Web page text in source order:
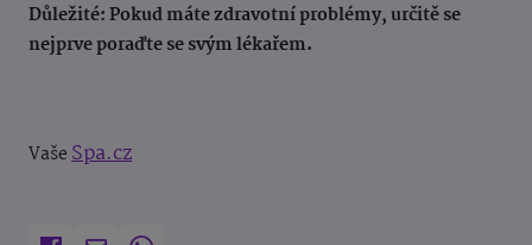
Důležité:Pokud máte zdravotní problémy, určitě se
nejprve poraďte se svým lékařem.
VašeSpa.cz